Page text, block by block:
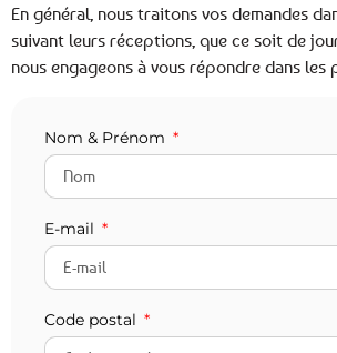
En général, nous traitons vos demandes
suivant leurs réceptions, que ce soit de
nous engageons à vous répondre dans les
Nom & Prénom
E-mail
Code postal